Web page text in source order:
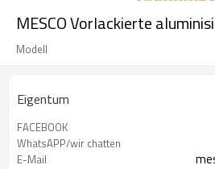
MESCO Vorlackierte
Modell
Eigentum
FACEBOOK
WhatsAPP/wir chatten
E-Mail